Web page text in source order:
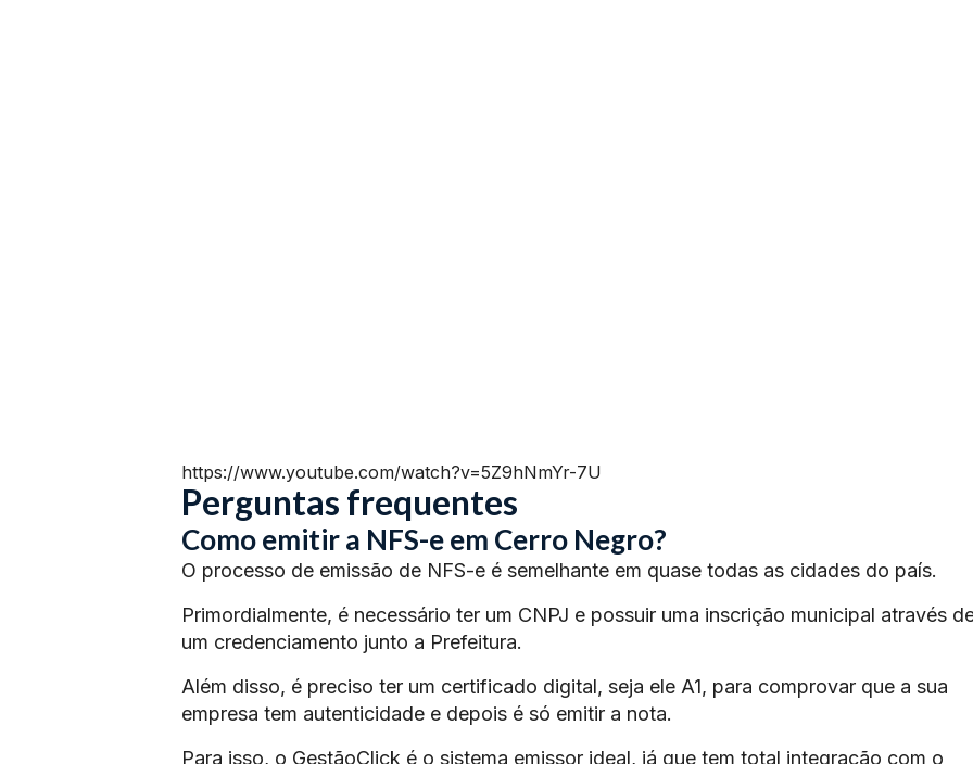
https://www.youtube.com/watch?v=5Z9hNmYr-7U
Perguntas frequentes
Como emitir a NFS-e em Cerro Negro?
O processo de emissão de NFS-e é semelhante em quase todas as cidades do país.
Primordialmente, é necessário ter um CNPJ e possuir uma inscrição municipal através
um credenciamento junto a Prefeitura.
Além disso, é preciso ter um certificado digital, seja ele A1, para comprovar que a sua
empresa tem autenticidade e depois é só emitir a nota.
Para isso, o GestãoClick é o sistema emissor ideal, já que tem total integração com o